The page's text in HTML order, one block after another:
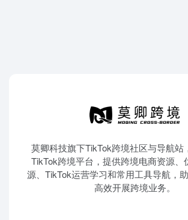
莫卿科技旗下TikTok跨境社区与导航站
TikTok跨境平台，提供跨境电商资源、
源、TikTok运营学习和常用工具导航，
高效开展跨境业务。